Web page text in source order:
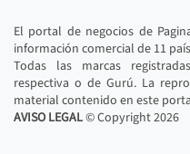
El portal de negocios de
información comercial de 11
Todas las marcas
respectiva o de Gurú. La
material contenido en este
AVISO LEGAL© Copyright2026